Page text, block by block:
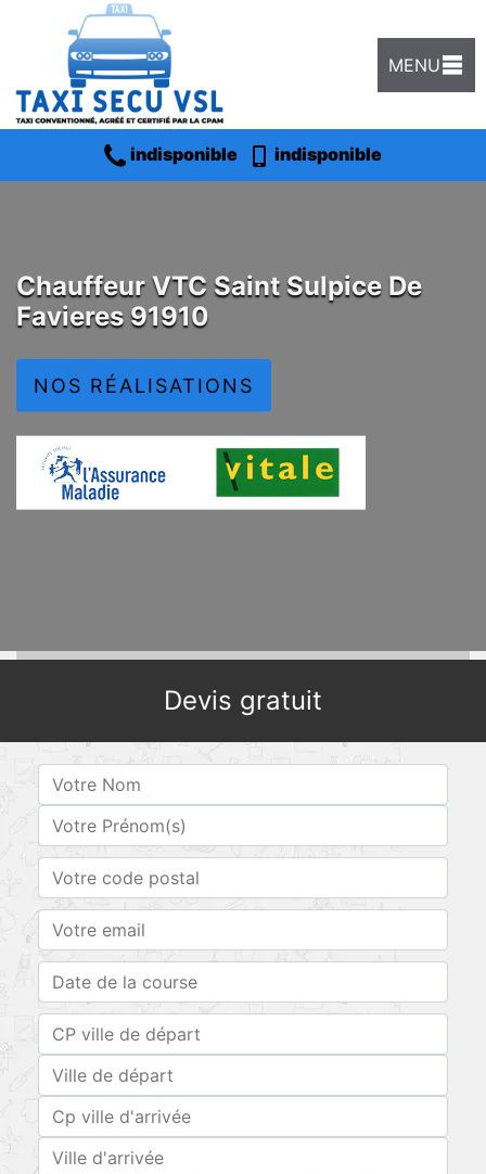
MENU
indisponible indisponible
Chauffeur VTC Saint Sulpice De
Favieres 91910
NOS RÉALISATIONS
Devis gratuit